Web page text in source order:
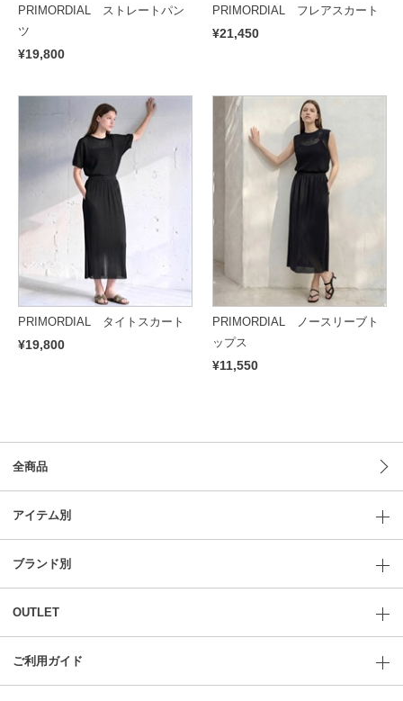
PRIMORDIAL ストレートパン
ツ
¥19,800
PRIMORDIAL フレアスカート
¥21,450
PRIMORDIAL タイトスカート
¥19,800
PRIMORDIAL ノースリーブト
ップス
¥11,550
全商品
アイテム別
ブランド別
OUTLET
ご利用ガイド